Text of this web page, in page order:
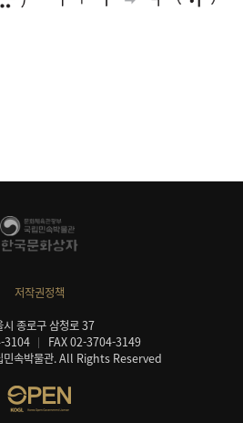
저작권정책
시 종로구 삼청로 37
3104
FAX 02-3704-3149
속박물관. All Rights Reserved